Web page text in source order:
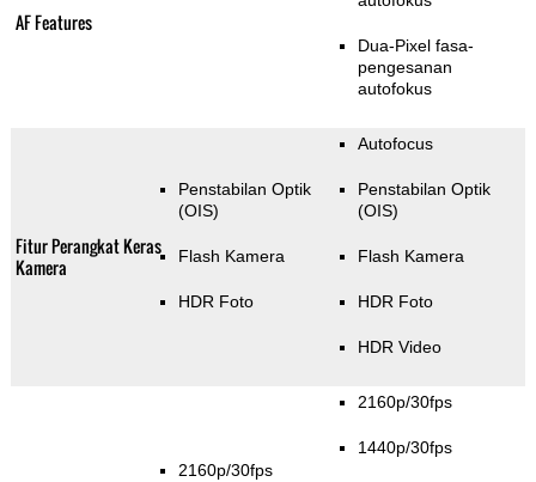
AF Features
Dua-Pixel fasa-
pengesanan
autofokus
Fitur Perangkat Keras
Kamera
Penstabilan Optik
(OIS)
Flash Kamera
HDR Foto
Autofocus
Penstabilan Optik
(OIS)
Flash Kamera
HDR Foto
HDR Video
2160p/30fps
2160p/30fps
1440p/30fps